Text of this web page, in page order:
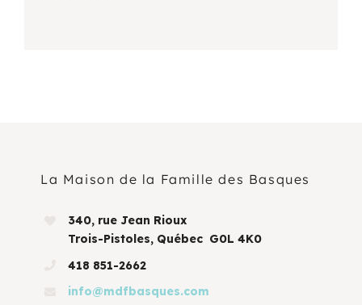
La Maison de la Famille des Basques
340, rue Jean Rioux
Trois-Pistoles, Québec G0L 4K0
418 851-2662
info@mdfbasques.com